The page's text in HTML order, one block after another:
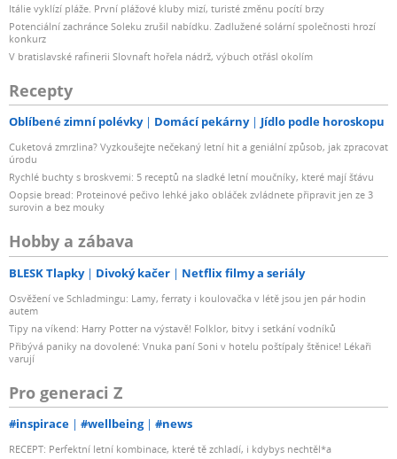
Itálie vyklízí pláže. První plážové kluby mizí, turisté změnu pocítí brzy
Potenciální zachránce Soleku zrušil nabídku. Zadlužené solární společnosti hrozí
konkurz
V bratislavské rafinerii Slovnaft hořela nádrž, výbuch otřásl okolím
Recepty
Oblíbené zimní polévky Domácí pekárny Jídlo podle horoskopu
Cuketová zmrzlina? Vyzkoušejte nečekaný letní hit a geniální způsob, jak zpracovat
úrodu
Rychlé buchty s broskvemi: 5 receptů na sladké letní moučníky, které mají šťávu
Oopsie bread: Proteinové pečivo lehké jako obláček zvládnete připravit jen ze 3
surovin a bez mouky
Hobby a zábava
BLESK Tlapky Divoký kačer Netflix filmy a seriály
Osvěžení ve Schladmingu: Lamy, ferraty i koulovačka v létě jsou jen pár hodin
autem
Tipy na víkend: Harry Potter na výstavě! Folklor, bitvy i setkání vodníků
Přibývá paniky na dovolené: Vnuka paní Soni v hotelu poštípaly štěnice! Lékaři
varují
Pro generaci Z
#inspirace #wellbeing #news
RECEPT: Perfektní letní kombinace, které tě zchladí, i kdybys nechtěl*a